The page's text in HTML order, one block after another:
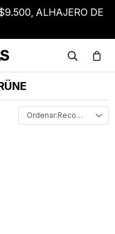
ALHAJERO DE
Recomendados